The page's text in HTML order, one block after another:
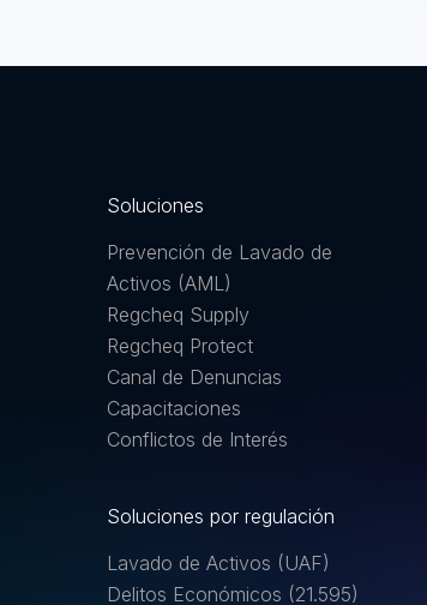
Soluciones
Prevención de Lavado de
Activos (AML)
Regcheq Supply
Regcheq Protect
Canal de Denuncias
Capacitaciones
Conflictos de Interés
Soluciones por regulación
Lavado de Activos (UAF)
Delitos Económicos (21.595)